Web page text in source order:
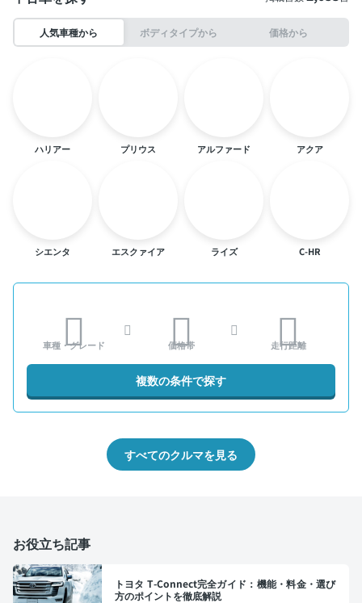
人気車種から ボディタイプから 価格から
ハリアー プリウス アルファード アクア
シエンタ エスクァイア ライズ C-HR
車種・グレード 価格帯 走行距離
複数の条件で探す
すべてのクルマを見る
お役立ち記事
トヨタ T-Connect完全ガイド：機能・料金・選び
方のポイントを徹底解説